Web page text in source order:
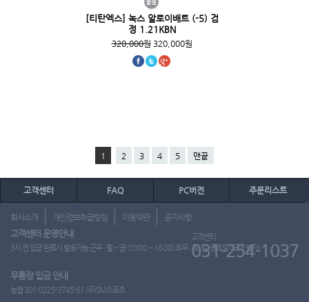
[티탄엑스] 녹스 알로이배트 (-5) 검
정 1.21KBN
320,000원320,000원
1 2 3 4 5 맨끝
고객센터 FAQ PC버전 주문리스트
회사소개 개인정보취급방침 이용약관 공지사항
고객센터 운영안내
3시 전 입금 완료시 발송가능 근무 : 월 ~ 금 (10:00 ~ 16:00) 휴무 : 토, 일, 공휴일 (도매 불가)
고객센터
031-254-1037
무통장 입금 안내
농협 301-0225-3745-61 (주)SM스포츠